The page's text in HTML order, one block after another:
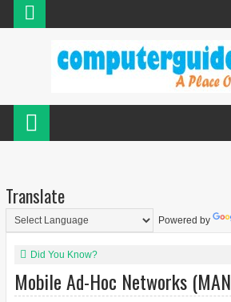
Translate
Powered by
Did You Know?
Mobile Ad-Hoc Networks